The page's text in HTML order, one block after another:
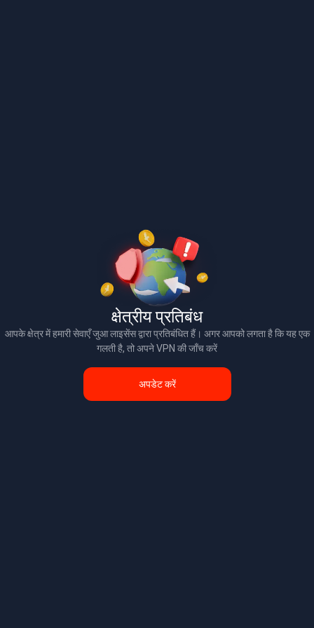
क्षेत्रीय प्रतिबंध
आपके क्षेत्र में हमारी सेवाएँ जुआ लाइसेंस द्वारा प्रतिबंधित हैं। अगर आपको लगता है कि यह एक
गलती है, तो अपने VPN की जाँच करें
अपडेट करें